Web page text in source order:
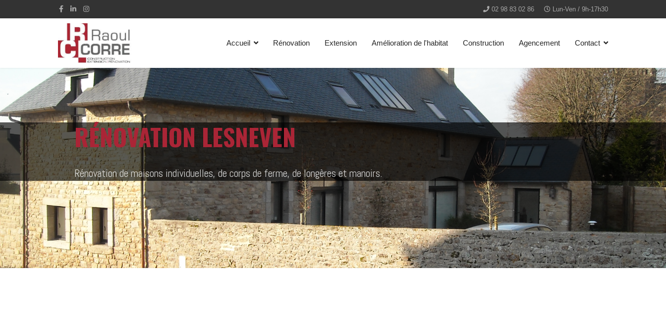
02 98 83 02 86 Lun-Ven / 9h-17h30
Accueil Rénovation Extension Amélioration de l'habitat Construction Agencement Contact
RÉNOVATION LESNEVEN
Rénovation de maisons individuelles, de corps de ferme, de longères et manoirs.